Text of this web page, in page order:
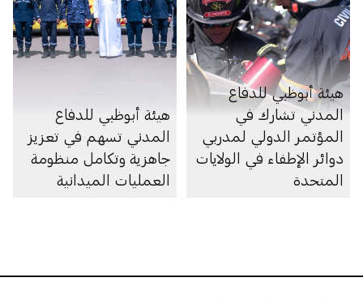
هيئة أبوظبي للدفاع
المدني تشارك في
المؤتمر الدولي لمدربي
دوائر الإطفاء في الولايات
المتحدة
هيئة أبوظبي للدفاع
المدني تسهم في تعزيز
جاهزية وتكامل منظومة
العمليات الميدانية